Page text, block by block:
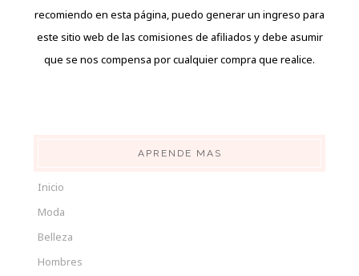
recomiendo en esta página, puedo generar un ingreso para
este sitio web de las comisiones de afiliados y debe asumir
que se nos compensa por cualquier compra que realice.
APRENDE MAS
Inicio
Moda
Belleza
Hombres